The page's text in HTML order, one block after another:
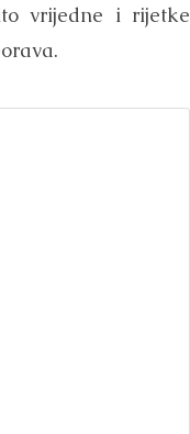
vrijedne i rijetke